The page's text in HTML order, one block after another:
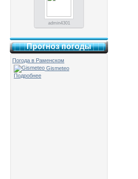
admin4301
Прогноз погоды
Погода в Раменском
Gismeteo
Подробнее